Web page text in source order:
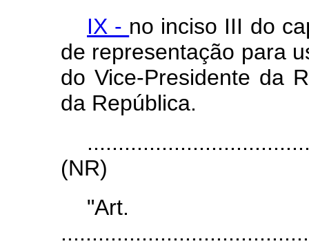
IX - no inciso III do
de representação para
do Vice-Presidente da
da República.
(NR)